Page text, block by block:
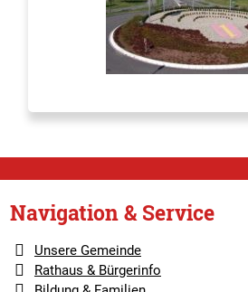
Navigation & Service
Unsere Gemeinde
Rathaus & Bürgerinfo